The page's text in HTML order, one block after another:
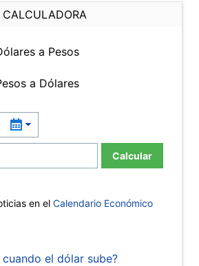
CALCULADORA
a Pesos
a Dólares
Calcular
en el Calendario Económico
cuando el dólar sube?